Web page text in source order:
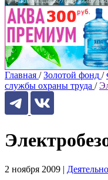
Главная / Золотой фонд /
службы охраны труда /
2 ноября 2009 |